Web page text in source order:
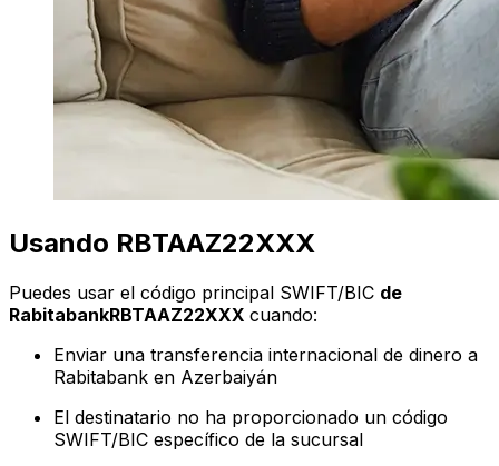
Usando RBTAAZ22XXX
Puedes usar el código principal SWIFT/BIC de
RabitabankRBTAAZ22XXX cuando:
Enviar una transferencia internacional de dinero a
Rabitabank en Azerbaiyán
El destinatario no ha proporcionado un código
SWIFT/BIC específico de la sucursal